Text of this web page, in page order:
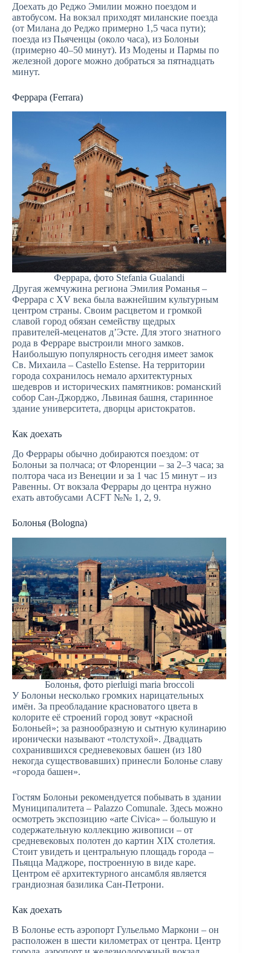
Доехать до Реджо Эмилии можно поездом и
автобусом. На вокзал приходят миланские поезда
(от Милана до Реджо примерно 1,5 часа пути);
поезда из Пьяченцы (около часа), из Болоньи
(примерно 40–50 минут). Из Модены и Пармы по
железной дороге можно добраться за пятнадцать
минут.
Феррара (Ferrara)
Феррара, фото Stefania Gualandi
Другая жемчужина региона Эмилия Романья –
Феррара с XV века была важнейшим культурным
центром страны. Своим расцветом и громкой
славой город обязан семейству щедрых
правителей-меценатов д’Эсте. Для этого знатного
рода в Ферраре выстроили много замков.
Наибольшую популярность сегодня имеет замок
Св. Михаила – Castello Estense. На территории
города сохранилось немало архитектурных
шедевров и исторических памятников: романский
собор Сан-Джорджо, Львиная башня, старинное
здание университета, дворцы аристократов.
Как доехать
До Феррары обычно добираются поездом: от
Болоньи за полчаса; от Флоренции – за 2–3 часа; за
полтора часа из Венеции и за 1 час 15 минут – из
Равенны. От вокзала Феррары до центра нужно
ехать автобусами ACFT №№ 1, 2, 9.
Болонья (Bologna)
Болонья, фото pierluigi maria broccoli
У Болоньи несколько громких нарицательных
имён. За преобладание красноватого цвета в
колорите её строений город зовут «красной
Болоньей»; за разнообразную и сытную кулинарию
иронически называют «толстухой». Двадцать
сохранившихся средневековых башен (из 180
некогда существовавших) принесли Болонье славу
«города башен».
Гостям Болоньи рекомендуется побывать в здании
Муниципалитета – Palazzo Comunale. Здесь можно
осмотреть экспозицию «arte Civica» – большую и
содержательную коллекцию живописи – от
средневековых полотен до картин XIX столетия.
Стоит увидеть и центральную площадь города –
Пьяцца Маджоре, построенную в виде каре.
Центром её архитектурного ансамбля является
грандиозная базилика Сан-Петрони.
Как доехать
В Болонье есть аэропорт Гульельмо Маркони – он
расположен в шести километрах от центра. Центр